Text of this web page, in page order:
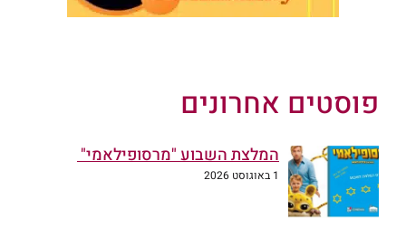
פוסטים אחרונים
המלצת השבוע "מרסופילאמי"
1 באוגוסט 2026